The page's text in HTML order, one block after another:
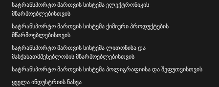
სატრანსპორტო მართვის სისტემა ელექტრონიკის
მწარმოებლებისთვის
სატრანსპორტო მართვის სისტემა ქიმიური პროდუქტების
მწარმოებლებისთვის
სატრანსპორტო მართვის სისტემა ლითონისა და
მანქანათმშენებლობის მწარმოებლებისთვის
სატრანსპორტო მართვის სისტემა პოლიგრაფიისა და შეფუთვისთვის
ყველა ინდუსტრიის ნახვა